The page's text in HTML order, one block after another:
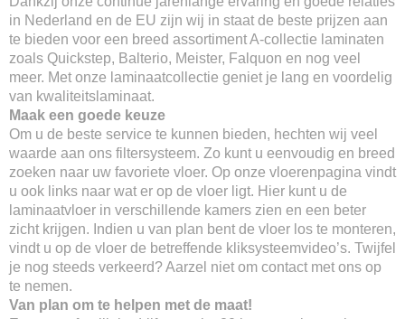
in Nederland en de EU zijn wij in staat de beste prijzen aan
te bieden voor een breed assortiment A-collectie laminaten
zoals Quickstep, Balterio, Meister, Falquon en nog veel
meer. Met onze laminaatcollectie geniet je lang en voordelig
van kwaliteitslaminaat.
Maak een goede keuze
Om u de beste service te kunnen bieden, hechten wij veel
waarde aan ons filtersysteem. Zo kunt u eenvoudig en breed
zoeken naar uw favoriete vloer. Op onze vloerenpagina vindt
u ook links naar wat er op de vloer ligt. Hier kunt u de
laminaatvloer in verschillende kamers zien en een beter
zicht krijgen. Indien u van plan bent de vloer los te monteren,
vindt u op de vloer de betreffende kliksysteemvideo’s. Twijfel
je nog steeds verkeerd? Aarzel niet om contact met ons op
te nemen.
Van plan om te helpen met de maat!